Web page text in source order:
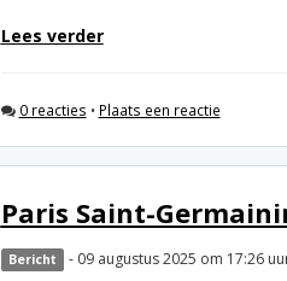
Lees verder
0 reacties • Plaats een reactie
Paris Saint-
Bericht - 09 augustus 2025 om 17:26